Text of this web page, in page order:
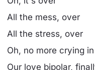
All the mess, over
All the stress, over
Oh, no more crying
Our love bipolar,